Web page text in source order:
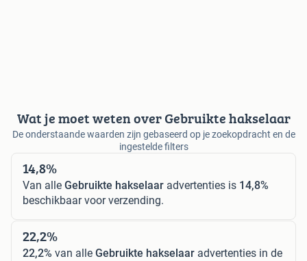
Wat je moet weten over Gebruikte hakselaar
De onderstaande waarden zijn gebaseerd op je zoekopdracht en de
ingestelde filters
14,8%
Van alle Gebruikte hakselaar advertenties is 14,8%
beschikbaar voor verzending.
22,2%
22,2% van alle Gebruikte hakselaar advertenties in de